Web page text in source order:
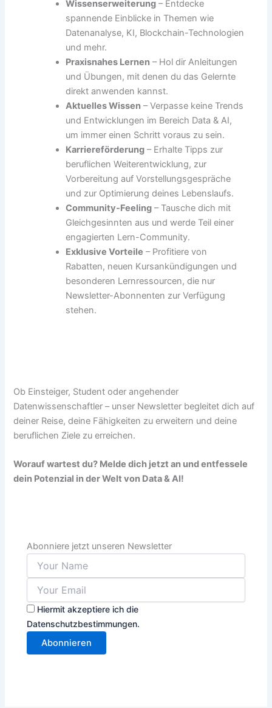
Wissenserweiterung – Entdecke
spannende Einblicke in Themen wie
Datenanalyse, KI, Blockchain-Technologien
und mehr.
Praxisnahes Lernen – Hol dir Anleitungen
und Übungen, mit denen du das Gelernte
direkt anwenden kannst.
Aktuelles Wissen – Verpasse keine Trends
und Entwicklungen im Bereich Data & AI,
um immer einen Schritt voraus zu sein.
Karriereförderung – Erhalte Tipps zur
beruflichen Weiterentwicklung, zur
Vorbereitung auf Vorstellungsgespräche
und zur Optimierung deines Lebenslaufs.
Community-Feeling – Tausche dich mit
Gleichgesinnten aus und werde Teil einer
engagierten Lern-Community.
Exklusive Vorteile – Profitiere von
Rabatten, neuen Kursankündigungen und
besonderen Lernressourcen, die nur
Newsletter-Abonnenten zur Verfügung
stehen.
Ob Einsteiger, Student oder angehender
Datenwissenschaftler – unser Newsletter begleitet dich auf
deiner Reise, deine Fähigkeiten zu erweitern und deine
beruflichen Ziele zu erreichen.
Worauf wartest du? Melde dich jetzt an und entfessele
dein Potenzial in der Welt von Data & AI!
Abonniere jetzt unseren Newsletter
Hiermit akzeptiere ich die
Datenschutzbestimmungen.
Abonnieren